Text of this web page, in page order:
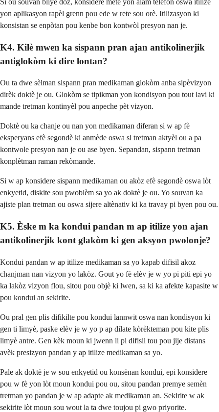
yon aplikasyon rapèl grenn pou ede w rete sou orè. Itilizasyon ki
konsistan se enpòtan pou kenbe bon kontwòl presyon nan je.
K4. Kilè mwen ka sispann pran ajan antikolinerjik
antiglokòm ki dire lontan?
Ou ta dwe sèlman sispann pran medikaman glokòm anba sipèvizyon
dirèk doktè je ou. Glokòm se tipikman yon kondisyon pou tout lavi ki
mande tretman kontinyèl pou anpeche pèt vizyon.
Doktè ou ka chanje ou nan yon medikaman diferan si w ap fè
eksperyans efè segondè ki anmède oswa si tretman aktyèl ou a pa
kontwole presyon nan je ou ase byen. Sepandan, sispann tretman
konplètman raman rekòmande.
Si w ap konsidere sispann medikaman ou akòz efè segondè oswa lòt
enkyetid, diskite sou pwoblèm sa yo ak doktè je ou. Yo souvan ka
ajiste plan tretman ou oswa sijere altènativ ki ka travay pi byen pou ou.
K5. Èske m ka kondui pandan m ap itilize yon ajan
antikolinerjik kont glakòm ki gen aksyon pwolonje?
Kondui pandan w ap itilize medikaman sa yo kapab difisil akoz
chanjman nan vizyon yo lakòz. Gout yo fè elèv je w yo pi piti epi yo
ka lakòz vizyon flou, sitou pou objè ki lwen, sa ki ka afekte kapasite w
pou kondui an sekirite.
Ou pral gen plis difikilte pou kondui lannwit oswa nan kondisyon ki
gen ti limyè, paske elèv je w yo p ap dilate kòrèkteman pou kite plis
limyè antre. Gen kèk moun ki jwenn li pi difisil tou pou jije distans
avèk presizyon pandan y ap itilize medikaman sa yo.
Pale ak doktè je w sou enkyetid ou konsènan kondui, epi konsidere
pou w fè yon lòt moun kondui pou ou, sitou pandan premye semèn
tretman yo pandan je w ap adapte ak medikaman an. Sekirite w ak
sekirite lòt moun sou wout la ta dwe toujou pi gwo priyorite.